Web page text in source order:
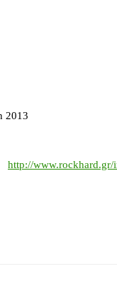
2013
http://